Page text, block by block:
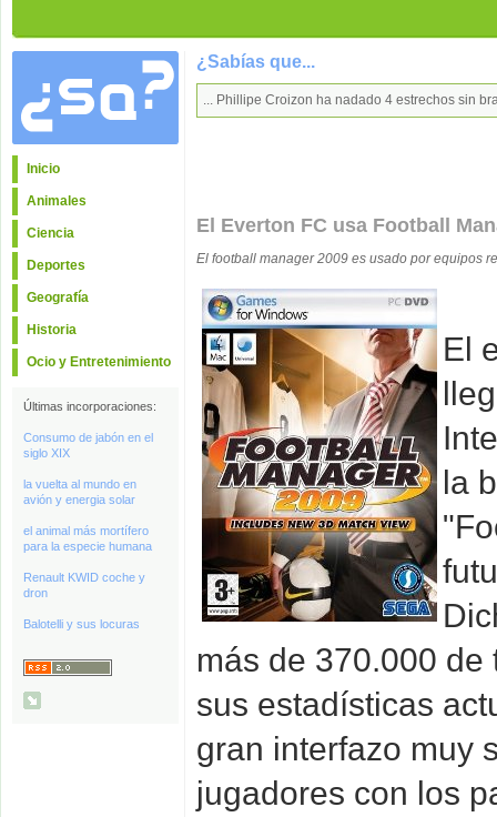
Inicio
Animales
Ciencia
Deportes
Geografía
Historia
Ocio y Entretenimiento
Últimas incorporaciones:
Consumo de jabón en el
siglo XIX
la vuelta al mundo en
avión y energia solar
el animal más mortífero
para la especie humana
Renault KWID coche y
dron
Balotelli y sus locuras
¿Sabías que...
... Phillipe Croizon ha nadado 4 estrechos sin
El Everton FC usa Football
El football manager 2009 es usado por equipos
El
la
más de 370.000
sus estadísticas
gran interfazo muy
jugadores con los